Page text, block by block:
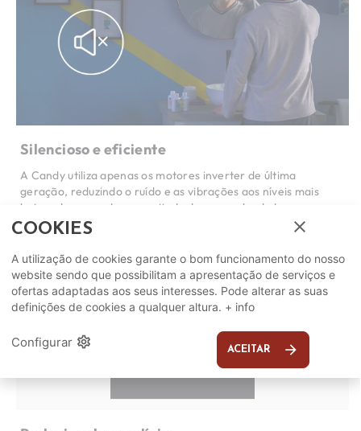
Silencioso e eficiente
A Candy utiliza apenas os motores inverter de última
geração, reduzindo o ruído e as vibrações aos níveis mais
baixos do mercado, garantindo desempenho de longa
duração com consumo de energia reduzido.
COOKIES close
A utilização de cookies garante o bom funcionamento do nosso
website sendo que possibilitam a apresentação de serviços e
ofertas adaptadas aos seus interesses. Pode alterar as suas
definições de cookies a qualquer altura. + info
Configurar settings ACEITAR arrow_forward